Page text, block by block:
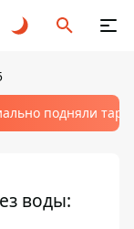
подняли
воды: